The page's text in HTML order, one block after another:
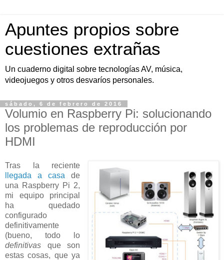
Apuntes propios sobre
cuestiones extrañas
Un cuaderno digital sobre tecnologías AV, música,
videojuegos y otros desvaríos personales.
sábado, 6 de febrero de 2016
Volumio en Raspberry Pi: solucionando
los problemas de reproducción por
HDMI
Tras la reciente
llegada a casade
una Raspberry Pi 2,
mi equipo principal
ha quedado
configurado
definitivamente
(bueno, todo lo
definitivas que son
estas cosas, que ya